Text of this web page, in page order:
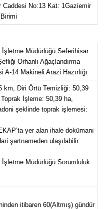
Caddesi No:13 Kat: 1Gaziemir
Müdürlüğü Seferihisar
Orhanlı Ağaçlandırma
A-14 Makineli Arazi Hazırlığı
km, Diri Örtü Temizliği: 50,39
Toprak İşleme: 50,39 ha,
şeklinde toprak işlemesi:
yer alan ihale dokümanı
şartnameden ulaşılabilir.
Müdürlüğü Sorumluluk
itibaren 60(Altmış) gündür